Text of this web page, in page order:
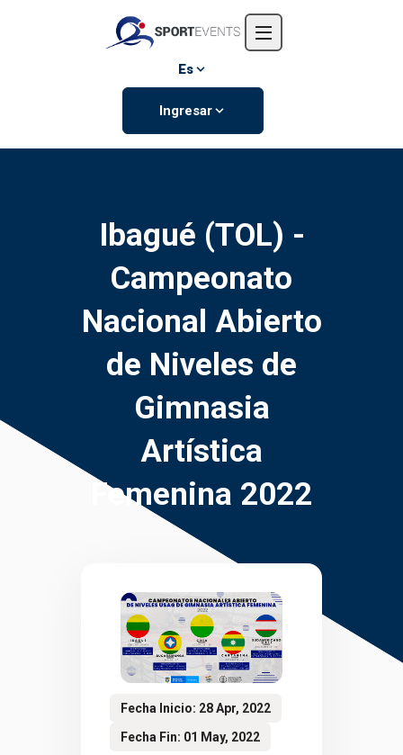
Eventos
Es
Ingresar
Ibagué (TOL) -
Campeonato
Nacional Abierto
de Niveles de
Gimnasia
Artística
Femenina 2022
Fecha Inicio: 28 Apr, 2022
Fecha Fin: 01 May, 2022